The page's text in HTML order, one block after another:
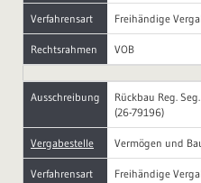
Verfahrensart Freihändige
Rechtsrahmen VOB
Ausschreibung
Rückbau Reg.
(26-79196)
Vergabestelle Vermögen und
Verfahrensart Freihändige